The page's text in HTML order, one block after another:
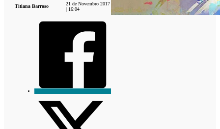
Titiana Barroso
21 de Novembro 2017
| 16:04